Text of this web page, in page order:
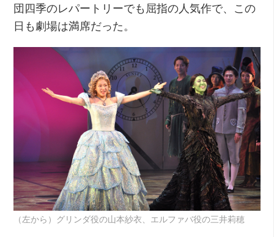
団四季のレパートリーでも屈指の人気作で、この
日も劇場は満席だった。
（左から）グリンダ役の山本紗衣、エルファバ役の三井莉穂